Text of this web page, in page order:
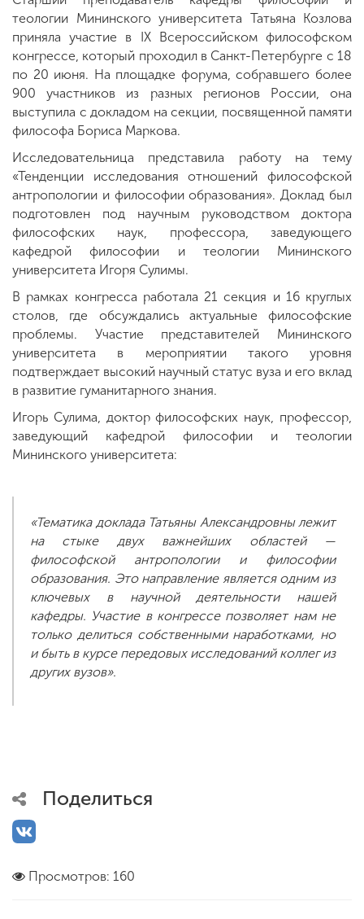
теологии Мининского университета Татьяна Козлова
приняла участие в IX Всероссийском философском
конгрессе, который проходил в Санкт-Петербурге с 18
по 20 июня. На площадке форума, собравшего более
900 участников из разных регионов России, она
выступила с докладом на секции, посвященной памяти
философа Бориса Маркова.
Исследовательница представила работу на тему
«Тенденции исследования отношений философской
антропологии и философии образования». Доклад был
подготовлен под научным руководством доктора
философских наук, профессора, заведующего
кафедрой философии и теологии Мининского
университета Игоря Сулимы.
В рамках конгресса работала 21 секция и 16 круглых
столов, где обсуждались актуальные философские
проблемы. Участие представителей Мининского
университета в мероприятии такого уровня
подтверждает высокий научный статус вуза и его вклад
в развитие гуманитарного знания.
Игорь Сулима, доктор философских наук, профессор,
заведующий кафедрой философии и теологии
Мининского университета:
«Тематика доклада Татьяны Александровны лежит
на стыке двух важнейших областей —
философской антропологии и философии
образования. Это направление является одним из
ключевых в научной деятельности нашей
кафедры. Участие в конгрессе позволяет нам не
только делиться собственными наработками, но
и быть в курсе передовых исследований коллег из
других вузов».
Поделиться
Просмотров: 160